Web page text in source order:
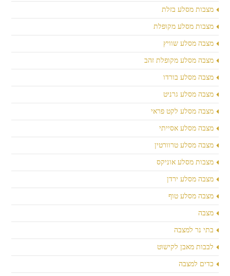
מצבות מסלע בזלת
מצבות מסלע מקופלת
מצבה מסלע שוויץ
מצבה מסלע מקופלת זהב
מצבה מסלע בורדו
מצבה מסלע גרניט
מצבה מסלע לקט פראי
מצבה מסלע אסייתי
מצבה מסלע טרוורטין
מצבות מסלע אוניקס
מצבה מסלע ירדן
מצבה מסלע טוף
מצבה
בתי נר למצבה
לבבות מאבן לקישוט
כדים למצבה